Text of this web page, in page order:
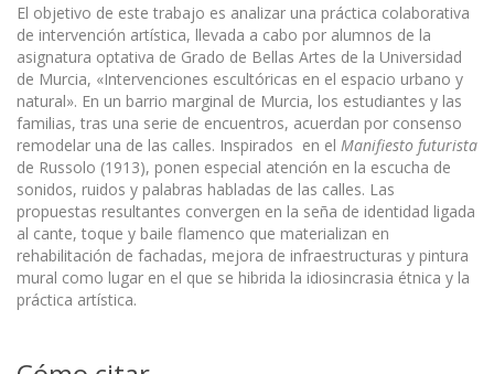
El objetivo de este trabajo es analizar una práctica colaborativa
de intervención artística, llevada a cabo por alumnos de la
asignatura optativa de Grado de Bellas Artes de la Universidad
de Murcia, «Intervenciones escultóricas en el espacio urbano y
natural». En un barrio marginal de Murcia, los estudiantes y las
familias, tras una serie de encuentros, acuerdan por consenso
remodelar una de las calles. Inspirados en el Manifiesto futurista
de Russolo (1913), ponen especial atención en la escucha de
sonidos, ruidos y palabras habladas de las calles. Las
propuestas resultantes convergen en la seña de identidad ligada
al cante, toque y baile flamenco que materializan en
rehabilitación de fachadas, mejora de infraestructuras y pintura
mural como lugar en el que se hibrida la idiosincrasia étnica y la
práctica artística.